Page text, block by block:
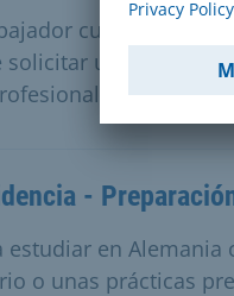
cualificado
solicitar un permiso
-
estudiar en
o unas prácticas